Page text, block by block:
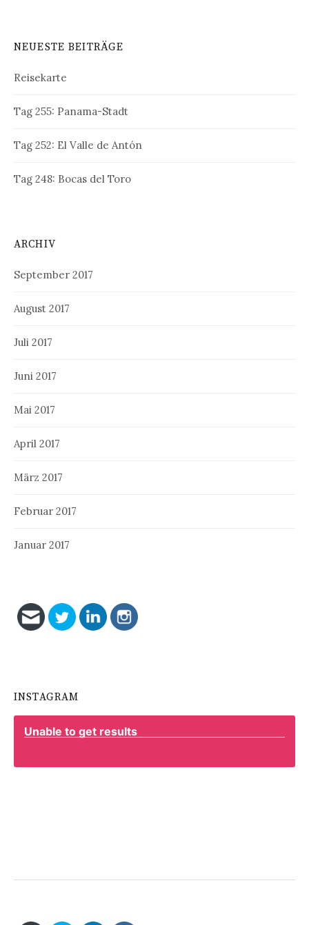
NEUESTE BEITRÄGE
Reisekarte
Tag 255: Panama-Stadt
Tag 252: El Valle de Antón
Tag 248: Bocas del Toro
ARCHIV
September 2017
August 2017
Juli 2017
Juni 2017
Mai 2017
April 2017
März 2017
Februar 2017
Januar 2017
INSTAGRAM
Unable to get results